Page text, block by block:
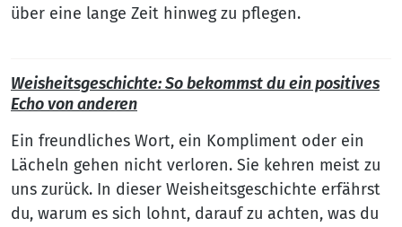
über eine lange Zeit hinweg zu pflegen.
Weisheitsgeschichte: So bekommst du ein positives
Echo von anderen
Ein freundliches Wort, ein Kompliment oder ein
Lächeln gehen nicht verloren. Sie kehren meist zu
uns zurück. In dieser Weisheitsgeschichte erfährst
du, warum es sich lohnt, darauf zu achten, was du